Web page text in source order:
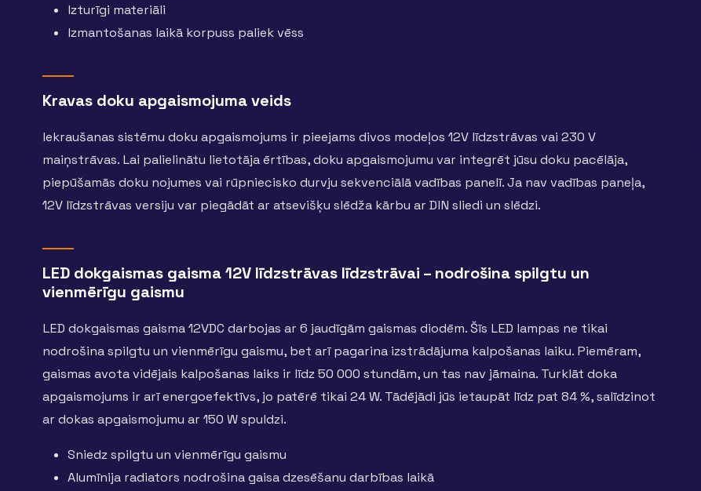
Izturīgi materiāli
Izmantošanas laikā korpuss paliek vēss
Kravas doku apgaismojuma veids
Iekraušanas sistēmu doku apgaismojums ir pieejams divos modeļos 12V līdzstrāvas vai 230 V
maiņstrāvas. Lai palielinātu lietotāja ērtības, doku apgaismojumu var integrēt jūsu doku pacēlāja,
piepūšamās doku nojumes vai rūpniecisko durvju sekvenciālā vadības panelī. Ja nav vadības paneļa,
12V līdzstrāvas versiju var piegādāt ar atsevišķu slēdža kārbu ar DIN sliedi un slēdzi.
LED dokgaismas gaisma 12V līdzstrāvas līdzstrāvai – nodrošina spilgtu un
vienmērīgu gaismu
LED dokgaismas gaisma 12VDC darbojas ar 6 jaudīgām gaismas diodēm. Šīs LED lampas ne tikai
nodrošina spilgtu un vienmērīgu gaismu, bet arī pagarina izstrādājuma kalpošanas laiku. Piemēram,
gaismas avota vidējais kalpošanas laiks ir līdz 50 000 stundām, un tas nav jāmaina. Turklāt doka
apgaismojums ir arī energoefektīvs, jo patērē tikai 24 W. Tādējādi jūs ietaupāt līdz pat 84 %, salīdzinot
ar dokas apgaismojumu ar 150 W spuldzi.
Sniedz spilgtu un vienmērīgu gaismu
Alumīnija radiators nodrošina gaisa dzesēšanu darbības laikā